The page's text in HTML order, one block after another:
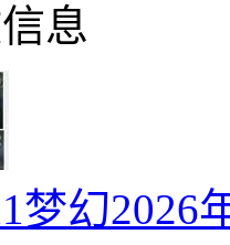
息
梦幻2026